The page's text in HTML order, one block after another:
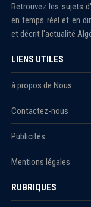
Retrouvez les sujets
en temps réel et en
et décrit l'actualité
LIENS UTILES
à propos de Nous
Contactez-nous
Publicités
Mentions légales
RUBRIQUES